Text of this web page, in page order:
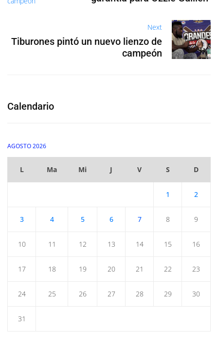
Next
Tiburones pintó un nuevo lienzo de
campeón
Calendario
AGOSTO 2026
L Ma Mi J V S D
1 2
3 4 5 6 7 8 9
10 11 12 13 14 15 16
17 18 19 20 21 22 23
24 25 26 27 28 29 30
31